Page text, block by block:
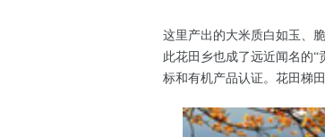
这里产出的大米质白如玉、
此花田乡也成了远近闻名的“
标和有机产品认证。花田梯